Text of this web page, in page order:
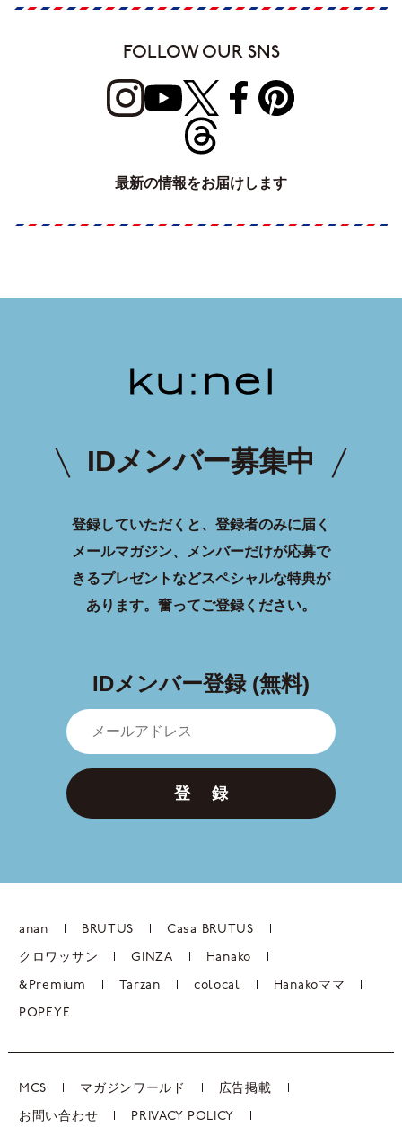
FOLLOW OUR SNS
最新の情報をお届けします
IDメンバー募集中
登録していただくと、登録者のみに届く
メールマガジン、メンバーだけが応募で
きるプレゼントなどスペシャルな特典が
あります。 奮ってご登録ください。
IDメンバー登録 (無料)
登 録
anan BRUTUS Casa BRUTUS
クロワッサン GINZA Hanako
&Premium Tarzan colocal Hanakoママ
POPEYE
MCS マガジンワールド 広告掲載
お問い合わせ PRIVACY POLICY